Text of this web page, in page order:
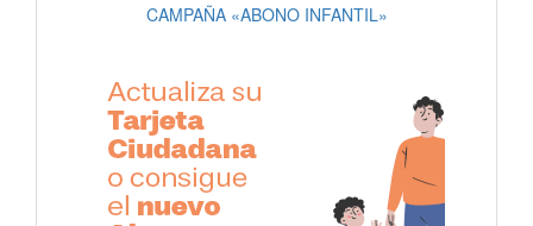
CAMPAÑA «ABONO INFANTIL»